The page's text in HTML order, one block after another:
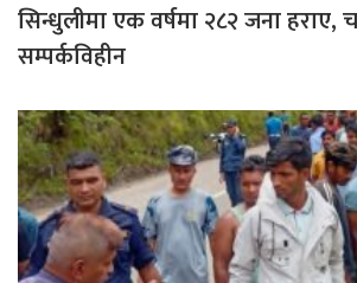
सिन्धुलीमा एक वर्षमा २८२ जना हराए,
सम्पर्कविहीन